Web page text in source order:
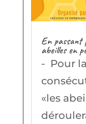
En passant
abeilles en
- Pour
«les